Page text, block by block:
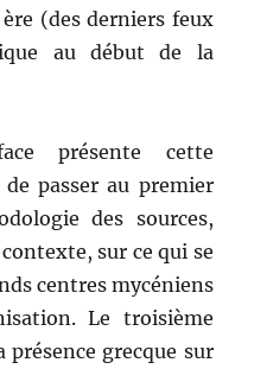
(des derniers feux
au début de la
présente cette
passer au premier
des sources,
sur ce qui se
centres mycéniens
Le troisième
présence grecque sur